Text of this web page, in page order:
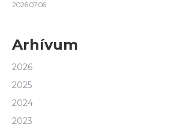
2026.07.06.
Arhívum
2026
2025
2024
2023